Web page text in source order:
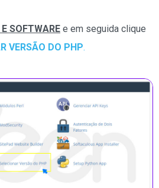
SOFTWARE e em seguida clique
VERSÃO DO PHP.